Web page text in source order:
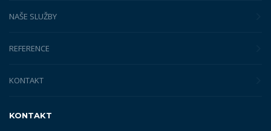
NAŠE SLUŽBY
REFERENCE
KONTAKT
KONTAKT